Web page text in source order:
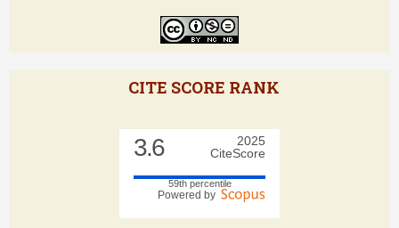
CITE SCORE RANK
3.6
2025
CiteScore
59th percentile
Powered by